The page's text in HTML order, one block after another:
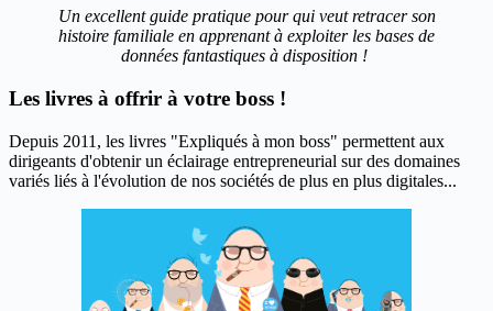
Un excellent guide pratique pour qui veut retracer son
histoire familiale en apprenant à exploiter les bases de
données fantastiques à disposition !
Les livres à offrir à votre boss !
Depuis 2011, les livres "Expliqués à mon boss" permettent aux
dirigeants d'obtenir un éclairage entrepreneurial sur des domaines
variés liés à l'évolution de nos sociétés de plus en plus digitales...